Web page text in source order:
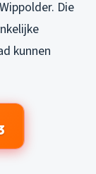
Die
kunnen